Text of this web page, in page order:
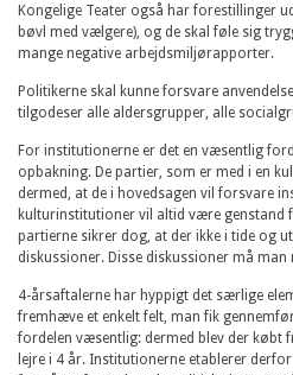
Kongelige Teater også har forestillinger
bøvl med vælgere), og de skal føle sig
mange negative arbejdsmiljørapporter.
Politikerne skal kunne forsvare
tilgodeser alle aldersgrupper, alle
For institutionerne er det en væsentlig
opbakning. De partier, som er med i en
dermed, at de i hovedsagen vil forsvare
kulturinstitutioner vil altid være genstand
partierne sikrer dog, at der ikke i tide og
diskussioner. Disse diskussioner må
4-årsaftalerne har hyppigt det særlige
fremhæve et enkelt felt, man fik
fordelen væsentlig: dermed blev der købt
lejre i 4 år. Institutionerne etablerer